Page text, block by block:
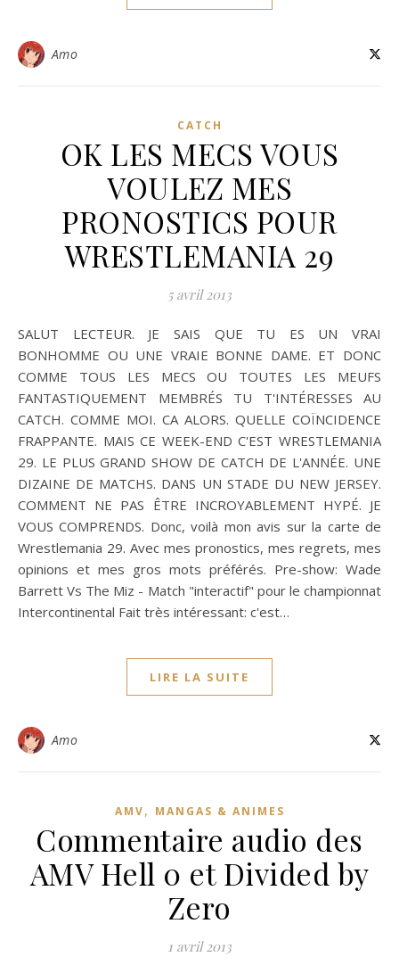
Amo
CATCH
OK LES MECS VOUS
VOULEZ MES
PRONOSTICS POUR
WRESTLEMANIA 29
5 avril 2013
SALUT LECTEUR. JE SAIS QUE TU ES UN VRAI
BONHOMME OU UNE VRAIE BONNE DAME. ET DONC
COMME TOUS LES MECS OU TOUTES LES MEUFS
FANTASTIQUEMENT MEMBRÉS TU T'INTÉRESSES AU
CATCH. COMME MOI. CA ALORS. QUELLE COÏNCIDENCE
FRAPPANTE. MAIS CE WEEK-END C'EST WRESTLEMANIA
29. LE PLUS GRAND SHOW DE CATCH DE L'ANNÉE. UNE
DIZAINE DE MATCHS. DANS UN STADE DU NEW JERSEY.
COMMENT NE PAS ÊTRE INCROYABLEMENT HYPÉ. JE
VOUS COMPRENDS. Donc, voilà mon avis sur la carte de
Wrestlemania 29. Avec mes pronostics, mes regrets, mes
opinions et mes gros mots préférés. Pre-show: Wade
Barrett Vs The Miz - Match "interactif" pour le championnat
Intercontinental Fait très intéressant: c'est…
LIRE LA SUITE
Amo
AMV, MANGAS & ANIMES
Commentaire audio des
AMV Hell 0 et Divided by
Zero
1 avril 2013